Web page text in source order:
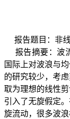
报告题目：非
报告摘要：波
国际上对波浪与
的研究较少，考
取为理想的线性
引入了无旋假定
旋流动，很多波